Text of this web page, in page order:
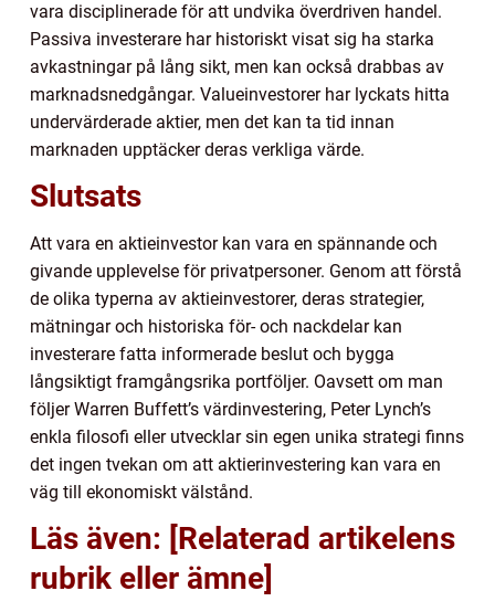
vara disciplinerade för att undvika överdriven handel.
Passiva investerare har historiskt visat sig ha starka
avkastningar på lång sikt, men kan också drabbas av
marknadsnedgångar. Valueinvestorer har lyckats hitta
undervärderade aktier, men det kan ta tid innan
marknaden upptäcker deras verkliga värde.
Slutsats
Att vara en aktieinvestor kan vara en spännande och
givande upplevelse för privatpersoner. Genom att förstå
de olika typerna av aktieinvestorer, deras strategier,
mätningar och historiska för- och nackdelar kan
investerare fatta informerade beslut och bygga
långsiktigt framgångsrika portföljer. Oavsett om man
följer Warren Buffett’s värdinvestering, Peter Lynch’s
enkla filosofi eller utvecklar sin egen unika strategi finns
det ingen tvekan om att aktierinvestering kan vara en
väg till ekonomiskt välstånd.
Läs även: [Relaterad artikelens
rubrik eller ämne]